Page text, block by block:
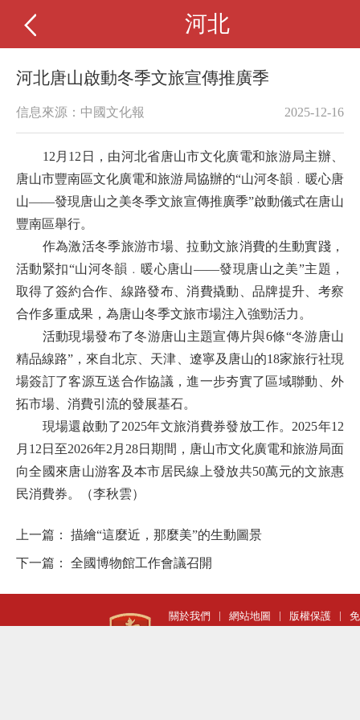
河北
河北唐山啟動冬季文旅宣傳推廣季
信息來源：中國文化報 2025-12-16
12月12日，由河北省唐山市文化廣電和旅游局主辦、
唐山市豐南區文化廣電和旅游局協辦的“山河冬韻﹒暖心唐
山——發現唐山之美冬季文旅宣傳推廣季”啟動儀式在唐山
豐南區舉行。
作為激活冬季旅游市場、拉動文旅消費的生動實踐，
活動緊扣“山河冬韻﹒暖心唐山——發現唐山之美”主題，
取得了簽約合作、線路發布、消費撬動、品牌提升、考察
合作多重成果，為唐山冬季文旅市場注入強勁活力。
活動現場發布了冬游唐山主題宣傳片與6條“冬游唐山
精品線路”，來自北京、天津、遼寧及唐山的18家旅行社現
場簽訂了客源互送合作協議，進一步夯實了區域聯動、外
拓市場、消費引流的發展基石。
現場還啟動了2025年文旅消費券發放工作。2025年12
月12日至2026年2月28日期間，唐山市文化廣電和旅游局面
向全國來唐山游客及本市居民線上發放共50萬元的文旅惠
民消費券。（李秋雲）
上一篇： 描繪“這麼近，那麼美”的生動圖景
下一篇： 全國博物館工作會議召開